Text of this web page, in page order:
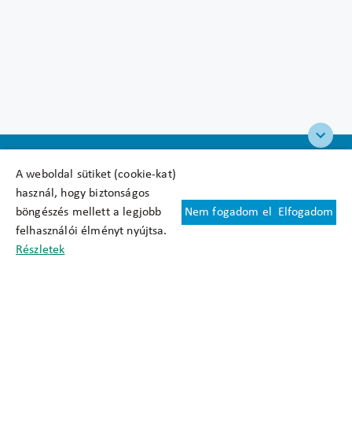
A weboldal sütiket (cookie-kat)
használ, hogy biztonságos
böngészés mellett a legjobb
felhasználói élményt nyújtsa.
Részletek
Nem fogadom el Elfogadom
Felhasználási feltételek